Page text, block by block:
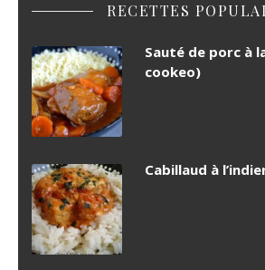
RECETTES
Sauté de porc à
cookeo)
Cabillaud à